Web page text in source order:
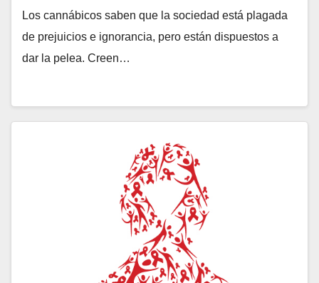
Los cannábicos saben que la sociedad está plagada
de prejuicios e ignorancia, pero están dispuestos a
dar la pelea. Creen…